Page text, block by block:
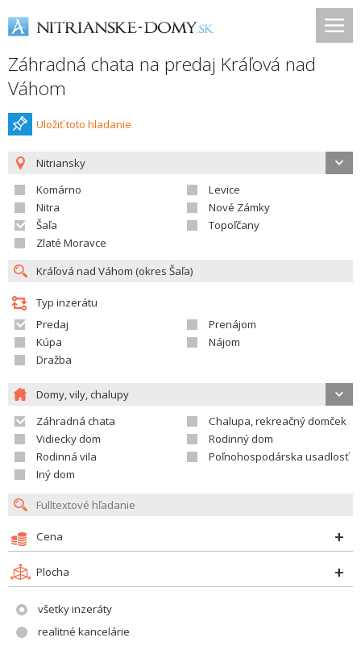
Záhradná chata na predaj Kráľová nad
Váhom
Uložiť toto hladanie
Nitriansky
Komárno
Levice
Nitra
Nové Zámky
Šaľa
Topoľčany
Zlaté Moravce
Typ inzerátu
Predaj
Prenájom
Kúpa
Nájom
Dražba
Domy, vily, chalupy
Záhradná chata
Chalupa, rekreačný domček
Vidiecky dom
Rodinný dom
Rodinná vila
Poľnohospodárska usadlosť
Iný dom
Cena
Plocha
všetky inzeráty
realitné kancelárie